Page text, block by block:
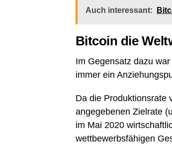
Auch interessant:
Bitcoin die
Im Gegensatz dazu war
immer ein
Da die Produktionsrate
angegebenen Zielrate
im Mai 2020
wettbewerbsfähigen